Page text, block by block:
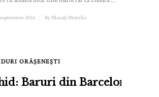
2016 By Mandy Morello
ORĂȘENEȘTI
Baruri din Barcelona